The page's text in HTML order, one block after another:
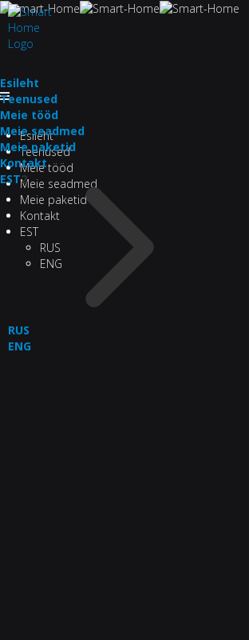
Esileht
Teenused
Meie tööd
Meie seadmed
Meie paketid
Kontakt
EST
RUS
ENG
Esileht
Teenused
Meie tööd
Meie seadmed
Meie paketid
Kontakt
EST2
RUS
ENG